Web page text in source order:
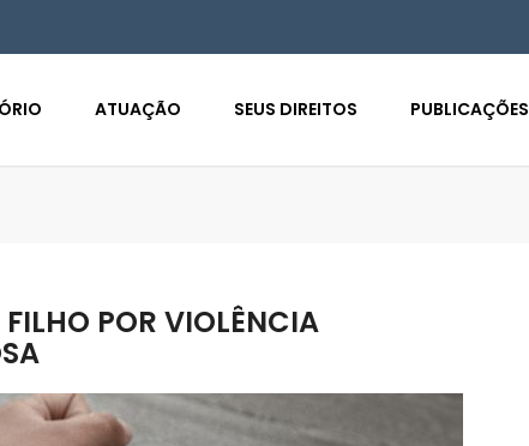
ATUAÇÃO SEUS DIREITOS PUBLICAÇÕES
POR VIOLÊNCIA